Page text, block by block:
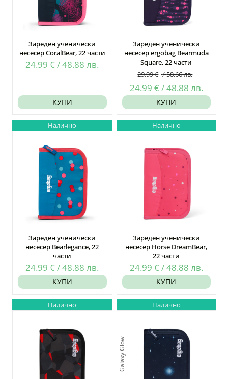
Зареден ученически
несесер CoralBear, 22 части
24.99€ /48.88лв.
КУПИ
Зареден ученически
несесер ergobag Bearmuda
Square, 22 части
29.99€ /58.66лв.
Original
29.99 €
58.66
24.99 € /48.88 лв.
цена
24.99
КУПИ
Налично
Зареден ученически
несесер Bearlegance, 22
части
24.99€ /48.88лв.
КУПИ
Налично
Зареден ученически
несесер Horse DreamBear,
22 части
24.99 € /48.88 лв.
КУПИ
Налично Налично
Galaxy Glow